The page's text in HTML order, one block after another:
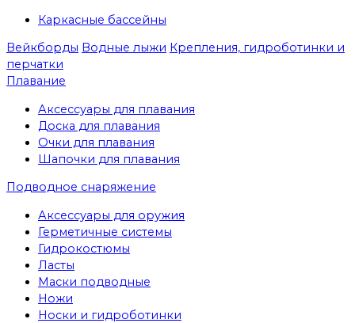
Каркасные бассейны
Вейкборды Водные лыжи Крепления, гидроботинки и
перчатки
Плавание
Аксессуары для плавания
Доска для плавания
Очки для плавания
Шапочки для плавания
Подводное снаряжение
Аксессуары для оружия
Герметичные системы
Гидрокостюмы
Ласты
Маски подводные
Ножи
Носки и гидроботинки